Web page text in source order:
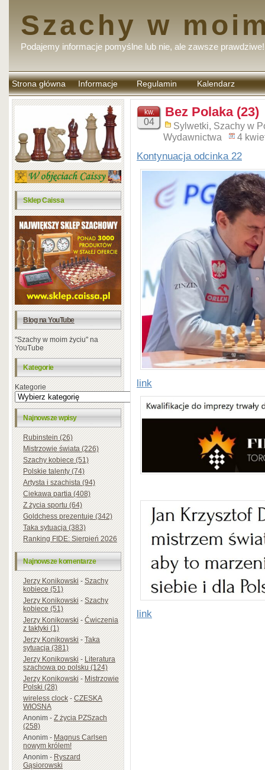
Szachy w
Podajemy informacje pomyślne lub nie, ale zawsze prawdziwe!
Strona główna Informacje Regulamin
komentarzy
Kalendarz
Sklep Caissa
Blog na YouTube
"Szachy w moim życiu" na
YouTube
Kategorie
Kategorie
Najnowsze wpisy
Rubinstein (26)
Mistrzowie świata (226)
Szachy kobiece (51)
Polskie talenty (74)
Artysta i szachista (94)
Ciekawa partia (408)
Z życia sportu (64)
Goldchess prezentuje (342)
Taka sytuacja (383)
Ranking FIDE: Sierpień 2026
Najnowsze komentarze
Jerzy Konikowski-Szachy
kobiece (51)
Jerzy Konikowski-Szachy
kobiece (51)
Jerzy Konikowski-Ćwiczenia
z taktyki (1)
Jerzy Konikowski-Taka
sytuacja (381)
Jerzy Konikowski-Literatura
szachowa po polsku (124)
Jerzy Konikowski-Mistrzowie
Polski (28)
wireless clock-CZESKA
WIOSNA
Anonim-Z życia PZSzach
(258)
Anonim-Magnus Carlsen
nowym królem!
Anonim-Ryszard
Gąsiorowski
kw.
04
Bez Polaka (23)
Sylwetki, Szachy w
Wydawnictwa
4
Kontynuacja odcinka 22
link
link